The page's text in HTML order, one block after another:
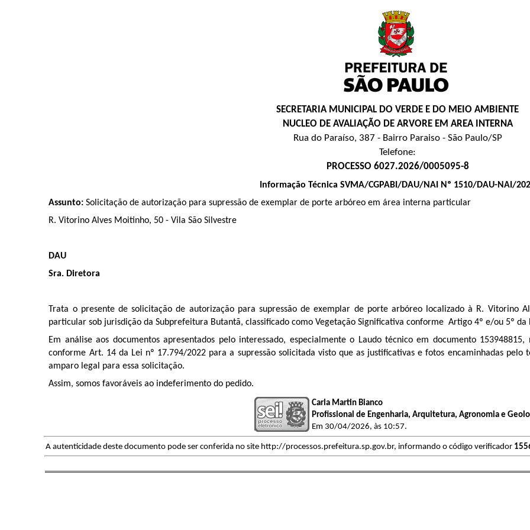
SECRETARIA MUNICIPAL DO VERDE E DO MEIO AMBIENTE
NUCLEO DE AVALIAÇÃO DE ARVORE EM AREA INTERNA
Rua do Paraíso, 387 - Bairro Paraiso - São Paulo/SP
Telefone:
PROCESSO 6027.2026/0005095-8
Informação Técnica SVMA/CGPABI/DAU/NAI Nº 1510/DAU-NAI/
Assunto:Solicitação de autorização para supressão de exemplar de porte arbóreo em área interna particular
R. Vitorino Alves Moitinho, 50 - Vila São Silvestre
DAU
Sra. Diretora
Trata o presente de solicitação de autorização para supressão de exemplar de porte arbóreo localizado à R. Vitorino
particular sob jurisdição da Subprefeitura Butantã, classificado como Vegetação Significativa conforme Artigo 4º e/ou 5º
Em análise aos documentos apresentados pelo interessado, especialmente o Laudo técnico em documento 153948815,
conforme Art. 14 da Lei nº 17.794/2022 para a supressão solicitada visto que as justificativas e fotos encaminhadas
amparo legal para essa solicitação.
Assim, somos favoráveis ao indeferimento do pedido.
Carla Martin Bianco
Profissional de Engenharia, Arquitetura, Agronomia e
Em 30/04/2026, às 10:57.
A autenticidade deste documento pode ser conferida no site http://processos.prefeitura.sp.gov.br, informando o código verificador